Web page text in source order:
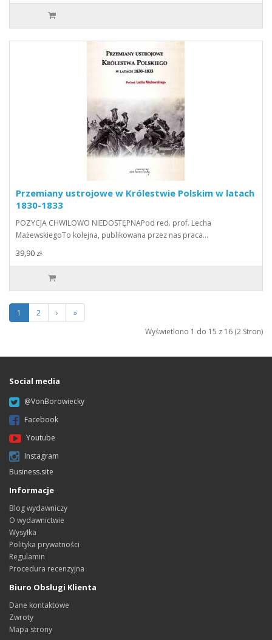
Przemiany ustrojowe w Królestwie Polskim w latach
1830-1833
POZYCJA CHWILOWO NIEDOSTĘPNAPod red. prof. Lecha
MażewskiegoTo kolejna, publikowana przez nas praca…
39,90 zł
1 2 ›
»
Wyświetlono 1 do 15 z 16 (2 Stron)
Social media
@VonBorowiecky
Facebook
Youtube
Instagram
Business.site
Informacje
Blog wydawniczy
O wydawnictwie
Wysyłka
Polityka prywatności
Regulamin
Procedura recenzyjna
Biuro Obsługi Klienta
Dane kontaktowe
Zwroty
Mapa strony